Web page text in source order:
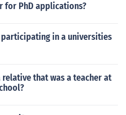
for PhD applications?
in a universities
relative that was a teacher at